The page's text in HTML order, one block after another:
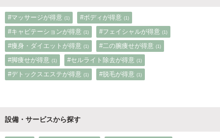
#マッサージが得意 (1) #ボディが得意 (1)
#キャビテーションが得意 (1) #フェイシャルが得意 (1)
#痩身・ダイエットが得意 (1) #二の腕痩せが得意 (1)
#脚痩せが得意 (1) #セルライト除去が得意 (1)
#デトックスエステが得意 (1) #脱毛が得意 (1)
設備・サービスから探す